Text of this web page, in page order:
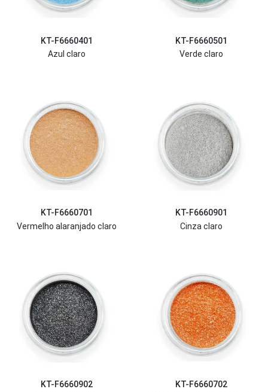
KT-F6660401
Azul claro
KT-F6660501
Verde claro
KT-F6660701
Vermelho alaranjado claro
KT-F6660901
Cinza claro
KT-F6660902
KT-F6660702